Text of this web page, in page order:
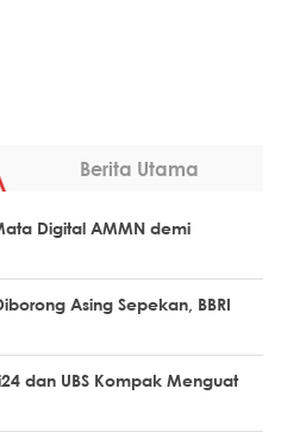
Berita Utama
Digital AMMN demi
Asing Sepekan, BBRI
dan UBS Kompak Menguat